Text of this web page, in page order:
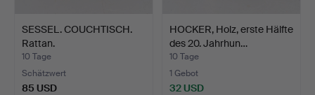
SESSEL. COUCHTISCH.
Rattan.
10 Tage
Schätzwert
85 USD
HOCKER, Holz, erste Hälfte
des 20. Jahrhun…
10 Tage
1 Gebot
32 USD